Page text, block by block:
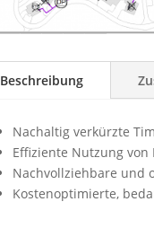
Beschreibung
Nachaltig verkürzte
Effiziente Nutzung von
Nachvollziehbare und
Kostenoptimierte,